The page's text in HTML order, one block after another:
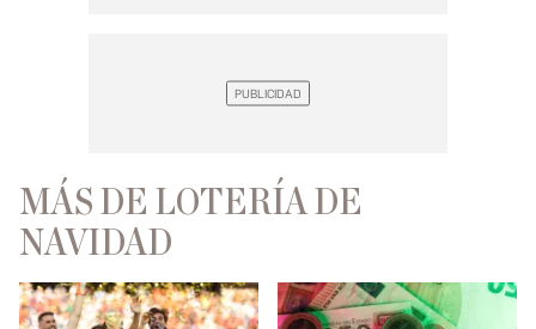
MÁS DE LOTERÍA DE
NAVIDAD